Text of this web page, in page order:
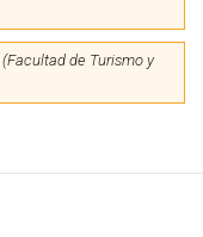
(Facultad de Turismo y